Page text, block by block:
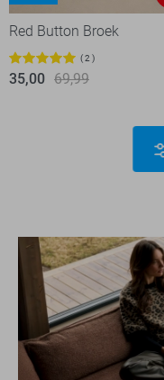
Red Button Broek
2
35,00 69,99